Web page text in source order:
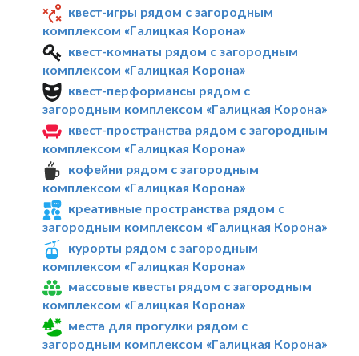
квест-игры рядом с загородным
комплексом «Галицкая Корона»
квест-комнаты рядом с загородным
комплексом «Галицкая Корона»
квест-перформансы рядом с
загородным комплексом «Галицкая Корона»
квест-пространства рядом с загородным
комплексом «Галицкая Корона»
кофейни рядом с загородным
комплексом «Галицкая Корона»
креативные пространства рядом с
загородным комплексом «Галицкая Корона»
курорты рядом с загородным
комплексом «Галицкая Корона»
массовые квесты рядом с загородным
комплексом «Галицкая Корона»
места для прогулки рядом с
загородным комплексом «Галицкая Корона»